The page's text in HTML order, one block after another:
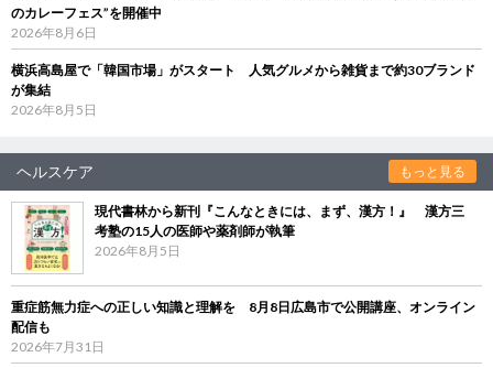
のカレーフェス”を開催中
2026年8月6日
横浜高島屋で「韓国市場」がスタート 人気グルメから雑貨まで約30ブランド
が集結
2026年8月5日
ヘルスケア もっと見る
現代書林から新刊『こんなときには、まず、漢方！』 漢方三
考塾の15人の医師や薬剤師が執筆
2026年8月5日
重症筋無力症への正しい知識と理解を 8月8日広島市で公開講座、オンライン
配信も
2026年7月31日